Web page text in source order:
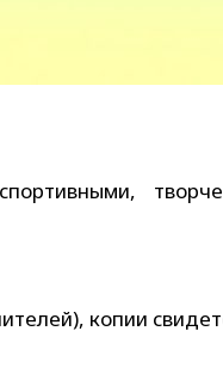
копии